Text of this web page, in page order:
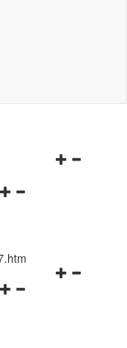
Navigationsmenü
Navigationsmenü